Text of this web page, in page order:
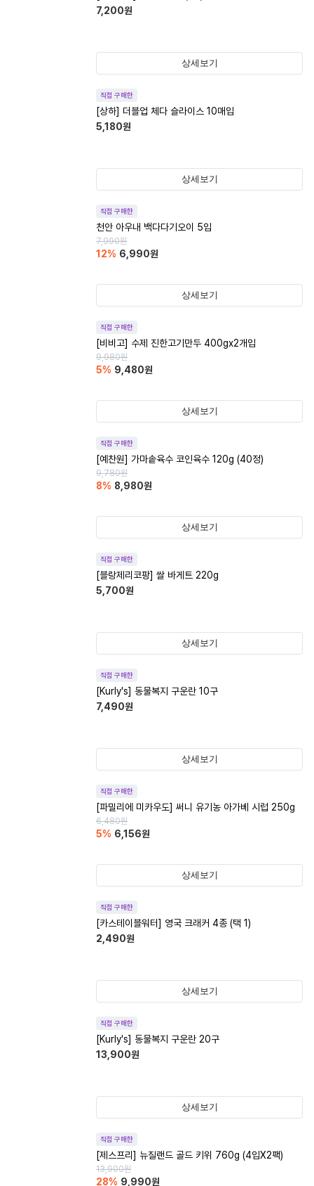
7,200원
상세보기
직접 구매한
[상하] 더블업 체다 슬라이스 10매입
5,180원
상세보기
직접 구매한
천안 아우내 백다다기오이 5입
7,990원
12% 6,990원
상세보기
직접 구매한
[비비고] 수제 진한고기만두 400gx2개입
9,980원
5% 9,480원
상세보기
직접 구매한
[예찬원] 가마솥육수 코인육수 120g (40정)
9,780원
8% 8,980원
상세보기
직접 구매한
[블랑제리코팡] 쌀 바게트 220g
5,700원
상세보기
직접 구매한
[Kurly's] 동물복지 구운란 10구
7,490원
상세보기
직접 구매한
[파밀리에 미카우도] 써니 유기농 아가베 시럽 250g
6,480원
5% 6,156원
상세보기
직접 구매한
[카스테이블워터] 영국 크래커 4종 (택 1)
2,490원
상세보기
직접 구매한
[Kurly's] 동물복지 구운란 20구
13,900원
상세보기
직접 구매한
[제스프리] 뉴질랜드 골드 키위 760g (4입X2팩)
13,900원
28% 9,990원